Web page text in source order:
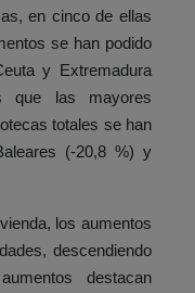
en cinco de ellas
se han podido
y Extremadura
que las mayores
totales se han
(-20,8 %) y
los aumentos
descendiendo
destacan